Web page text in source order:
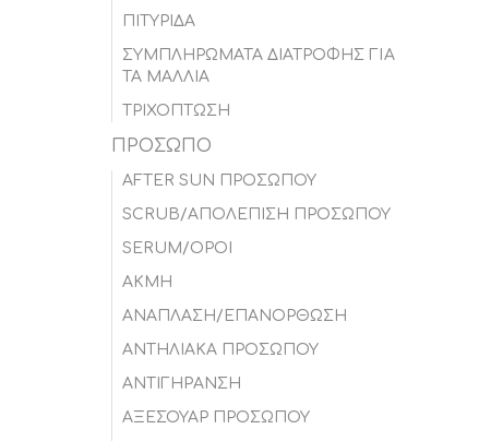
ΠΙΤΥΡΙΔΑ
ΣΥΜΠΛΗΡΩΜΑΤΑ ΔΙΑΤΡΟΦΗΣ ΓΙΑ
ΤΑ ΜΑΛΛΙΑ
ΤΡΙΧΟΠΤΩΣΗ
ΠΡΟΣΩΠΟ
AFTER SUN ΠΡΟΣΩΠΟΥ
SCRUB/ΑΠΟΛΕΠΙΣΗ ΠΡΟΣΩΠΟΥ
SERUM/ΟΡΟΙ
ΑΚΜΗ
ΑΝΑΠΛΑΣΗ/ΕΠΑΝΟΡΘΩΣΗ
ΑΝΤΗΛΙΑΚΑ ΠΡΟΣΩΠΟΥ
ΑΝΤΙΓΗΡΑΝΣΗ
ΑΞΕΣΟΥΑΡ ΠΡΟΣΩΠΟΥ